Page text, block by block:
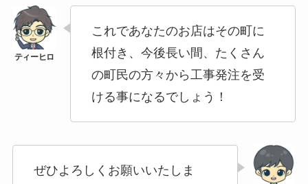
これであなたのお店はその町に
根付き、今後長い間、たくさん
の町民の方々から工事発注を受
ける事になるでしょう！
ぜひよろしくお願いいたしま